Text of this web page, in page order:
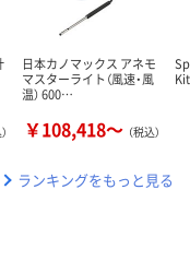
日本カノマックス アネモ
マスターライト（風速・風
温） 600…
￥108,418～ （税込）
ランキングをもっと見る